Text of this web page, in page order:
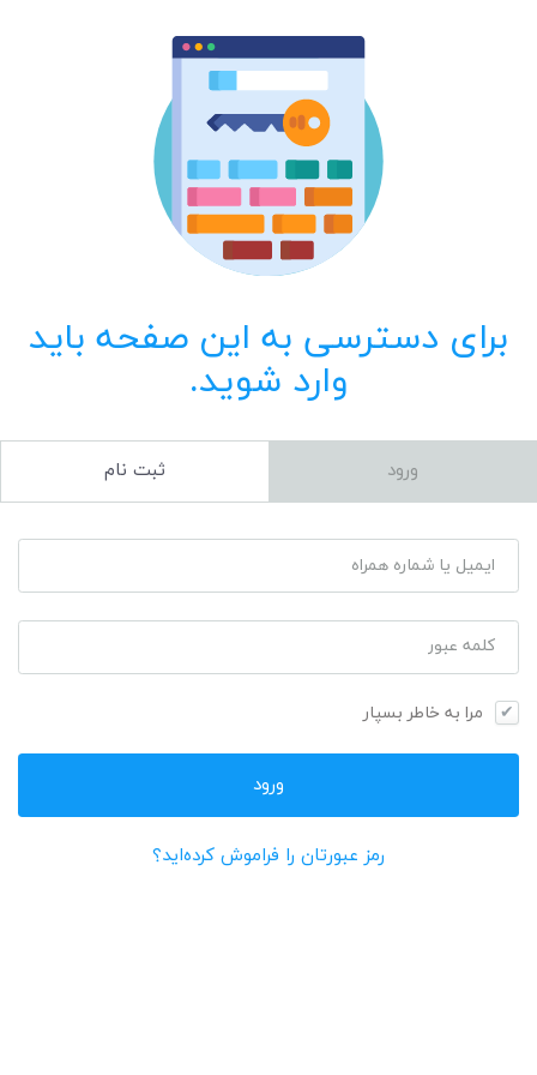
برای دسترسی به این صفحه باید
وارد شوید.
ورود ثبت نام
ایمیل یا شماره همراه
کلمه عبور
مرا به خاطر بسپار
رمز عبورتان را فراموش کرده‌اید؟